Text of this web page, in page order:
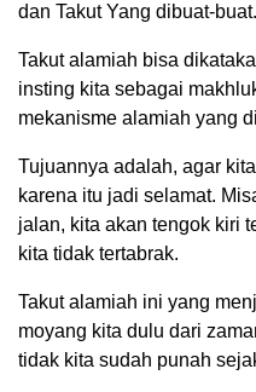
dan Takut Yang dibuat-buat.
Takut alamiah bisa
insting kita sebagai
mekanisme alamiah yang
Tujuannya adalah, agar
karena itu jadi selamat.
jalan, kita akan tengok kiri
kita tidak tertabrak.
Takut alamiah ini yang
moyang kita dulu dari
tidak kita sudah punah